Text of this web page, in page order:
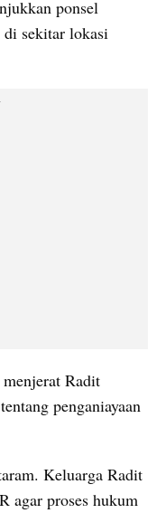
ponsel
di sekitar lokasi
Radit
penganiayaan
Keluarga Radit
agar proses hukum